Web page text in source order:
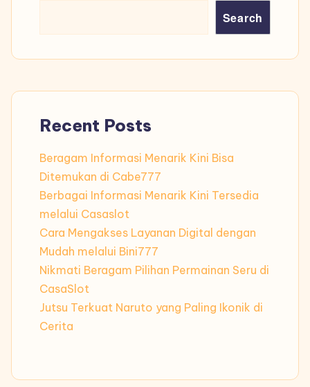
Search
Recent Posts
Beragam Informasi Menarik Kini Bisa
Ditemukan di Cabe777
Berbagai Informasi Menarik Kini Tersedia
melalui Casaslot
Cara Mengakses Layanan Digital dengan
Mudah melalui Bini777
Nikmati Beragam Pilihan Permainan Seru di
CasaSlot
Jutsu Terkuat Naruto yang Paling Ikonik di
Cerita